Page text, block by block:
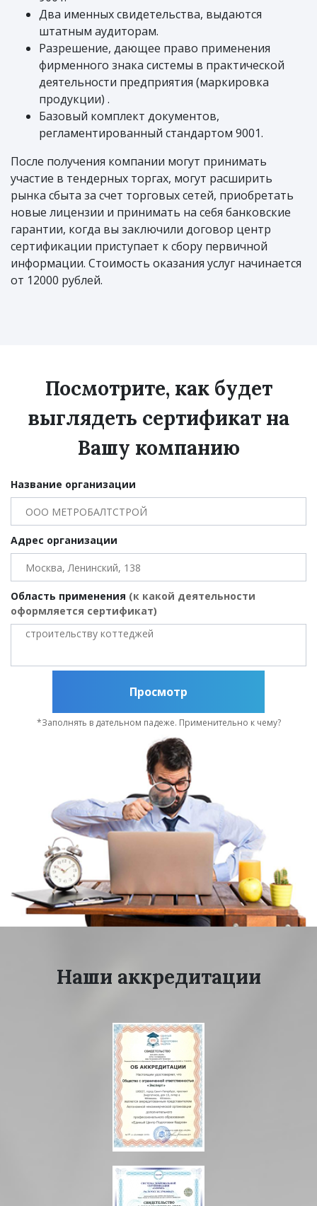
Два именных свидетельства, выдаются
штатным аудиторам.
Разрешение, дающее право применения
фирменного знака системы в практической
деятельности предприятия (маркировка
продукции) .
Базовый комплект документов,
регламентированный стандартом 9001.
После получения компании могут принимать
участие в тендерных торгах, могут расширить
рынка сбыта за счет торговых сетей, приобретать
новые лицензии и принимать на себя банковские
гарантии, когда вы заключили договор центр
сертификации приступает к сбору первичной
информации. Стоимость оказания услуг начинается
от 12000 рублей.
Посмотрите, как будет
выглядеть сертификат на
Вашу компанию
Название организации
Адрес организации
Область применения (к какой деятельности
оформляется сертификат)
Просмотр
*Заполнять в дательном падеже. Применительно к чему?
Наши аккредитации